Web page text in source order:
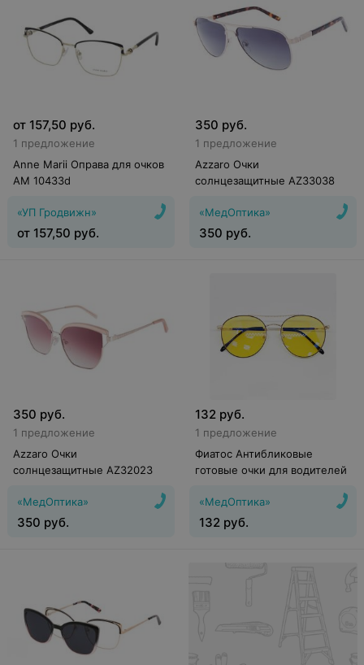
от 157,50 руб.
1 предложение
Anne Marii Оправа для очков
AM 10433d
«УП Гродвижн»
от 157,50 руб.
350 руб.
1 предложение
Azzaro Очки
солнцезащитные AZ33038
«МедОптика»
350 руб.
350 руб.
1 предложение
Azzaro Очки
солнцезащитные AZ32023
«МедОптика»
350 руб.
132 руб.
1 предложение
Фиатос Антибликовые
готовые очки для водителей
«МедОптика»
132 руб.